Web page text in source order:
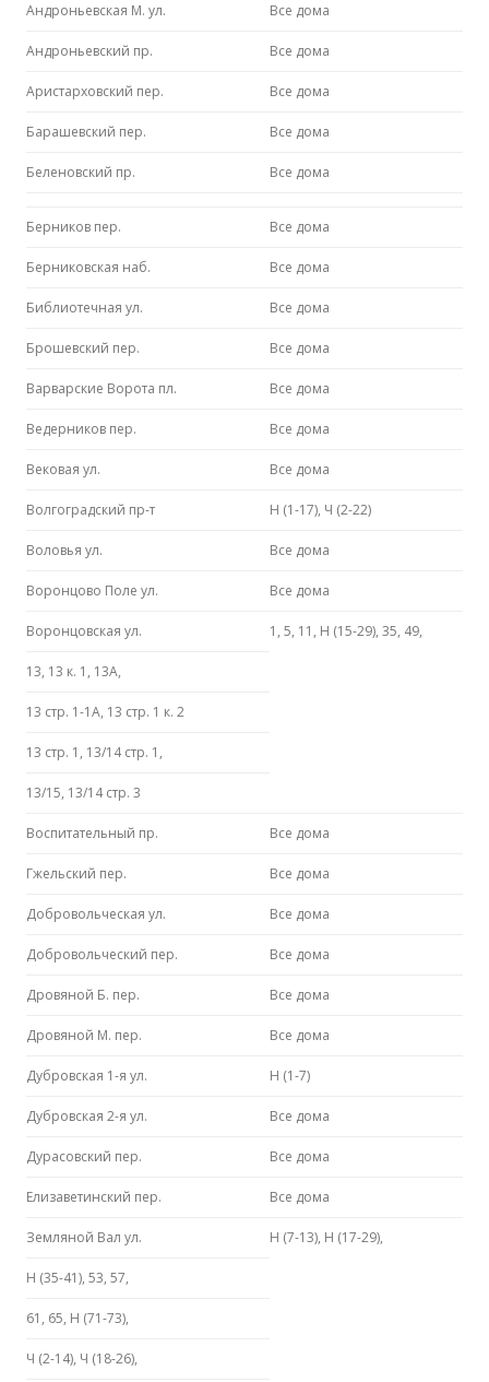
Андроньевская М. ул. Все дома
Андроньевский пр. Все дома
Аристарховский пер. Все дома
Барашевский пер. Все дома
Беленовский пр. Все дома
Берников пер. Все дома
Берниковская наб. Все дома
Библиотечная ул. Все дома
Брошевский пер. Все дома
Варварские Ворота пл. Все дома
Ведерников пер. Все дома
Вековая ул. Все дома
Волгоградский пр-т Н (1-17), Ч (2-22)
Воловья ул. Все дома
Воронцово Поле ул. Все дома
Воронцовская ул. 1, 5, 11, Н (15-29), 35, 49,
13, 13 к. 1, 13А,
13 стр. 1-1А, 13 стр. 1 к. 2
13 стр. 1, 13/14 стр. 1,
13/15, 13/14 стр. 3
Воспитательный пр. Все дома
Гжельский пер. Все дома
Добровольческая ул. Все дома
Добровольческий пер. Все дома
Дровяной Б. пер. Все дома
Дровяной М. пер. Все дома
Дубровская 1-я ул. Н (1-7)
Дубровская 2-я ул. Все дома
Дурасовский пер. Все дома
Елизаветинский пер. Все дома
Земляной Вал ул. Н (7-13), Н (17-29),
Н (35-41), 53, 57,
61, 65, Н (71-73),
Ч (2-14), Ч (18-26),